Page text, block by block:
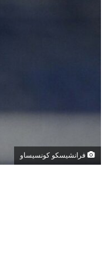
فرانشيسكو كونسيساو